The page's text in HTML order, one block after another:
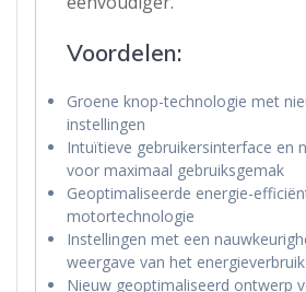
Voordelen:
Groene knop-technologie met
instellingen
Intuïtieve gebruikersinterface en
voor maximaal gebruiksgemak
Geoptimaliseerde energie-
motortechnologie
Instellingen met een
weergave van het energieverbruik
Nieuw geoptimaliseerd ontwerp